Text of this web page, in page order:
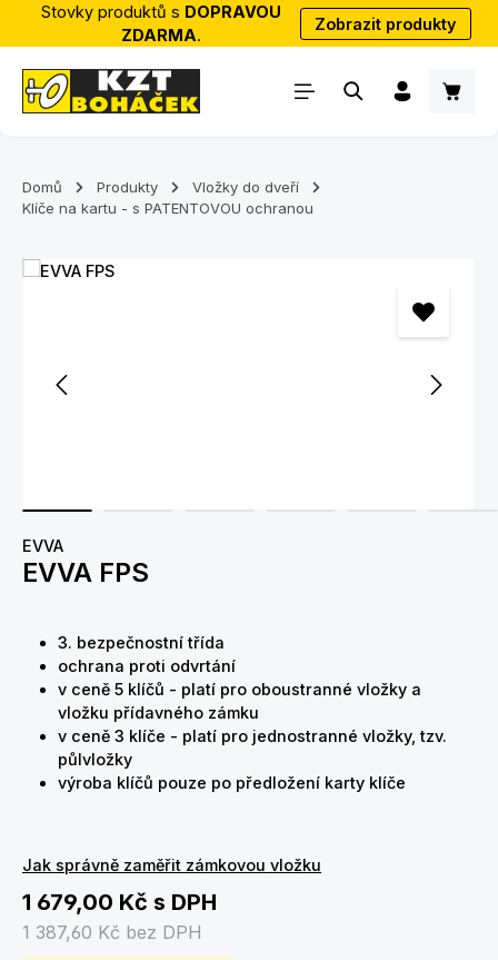
Přejít na hlavní obsah
Stovky produktů s DOPRAVOU
ZDARMA.
Zobrazit produkty
Domů Produkty
Vložky do dveří
Klíče na kartu - s PATENTOVOU ochranou
Přeskočit galerii obrázků
EVVA
EVVA FPS
3. bezpečnostní třída
ochrana proti odvrtání
v ceně 5 klíčů - platí pro oboustranné vložky a
vložku přídavného zámku
v ceně 3 klíče - platí pro jednostranné vložky, tzv.
půlvložky
výroba klíčů pouze po předložení karty klíče
Jak správně zaměřit zámkovou vložku
1 679,00 Kč s DPH
1 387,60 Kč bez DPH